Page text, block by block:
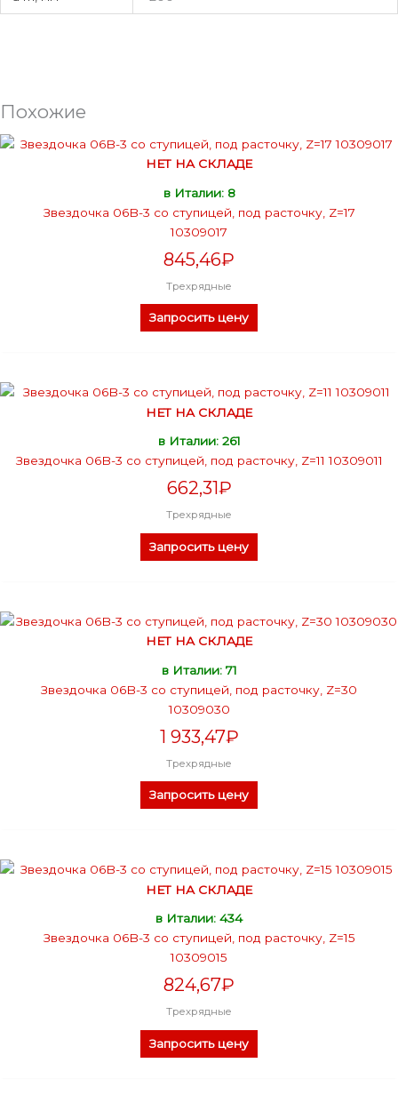
Похожие
НЕТ НА СКЛАДЕ
в Италии: 8
Звездочка 06B-3 со ступицей, под расточку, Z=17
10309017
845,46₽
Трехрядные
Запросить цену
НЕТ НА СКЛАДЕ
в Италии: 261
Звездочка 06B-3 со ступицей, под расточку, Z=11 10309011
662,31₽
Трехрядные
Запросить цену
НЕТ НА СКЛАДЕ
в Италии: 71
Звездочка 06B-3 со ступицей, под расточку, Z=30
10309030
1 933,47₽
Трехрядные
Запросить цену
НЕТ НА СКЛАДЕ
в Италии: 434
Звездочка 06B-3 со ступицей, под расточку, Z=15
10309015
824,67₽
Трехрядные
Запросить цену